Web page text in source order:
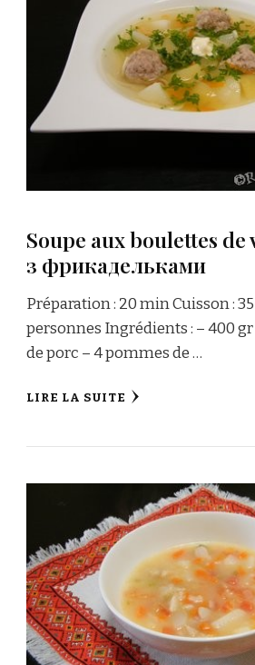
Soupe aux boulettes
з фрикадельками
Préparation : 20 min Cuisson :
personnes Ingrédients : – 400
de porc – 4 pommes de …
LIRE LA SUITE